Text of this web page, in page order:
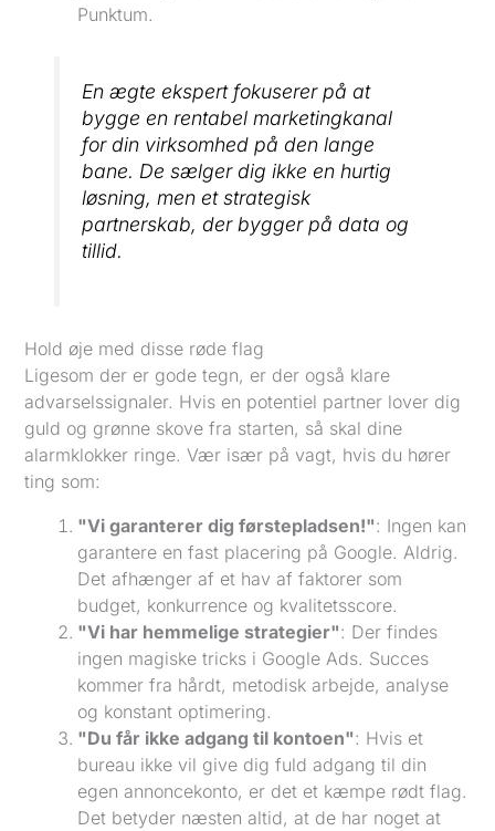
Punktum.
En ægte ekspert fokuserer på at
bygge en rentabel marketingkanal
for din virksomhed på den lange
bane. De sælger dig ikke en hurtig
løsning, men et strategisk
partnerskab, der bygger på data og
tillid.
Hold øje med disse røde flag
Ligesom der er gode tegn, er der også klare
advarselssignaler. Hvis en potentiel partner lover dig
guld og grønne skove fra starten, så skal dine
alarmklokker ringe. Vær især på vagt, hvis du hører
ting som:
"Vi garanterer dig førstepladsen!": Ingen kan
garantere en fast placering på Google. Aldrig.
Det afhænger af et hav af faktorer som
budget, konkurrence og kvalitetsscore.
"Vi har hemmelige strategier": Der findes
ingen magiske tricks i Google Ads. Succes
kommer fra hårdt, metodisk arbejde, analyse
og konstant optimering.
"Du får ikke adgang til kontoen": Hvis et
bureau ikke vil give dig fuld adgang til din
egen annoncekonto, er det et kæmpe rødt flag.
Det betyder næsten altid, at de har noget at